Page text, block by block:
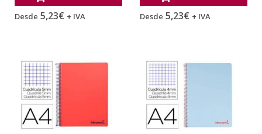
Desde 5,23€ + IVA Desde 5,23€ + IVA